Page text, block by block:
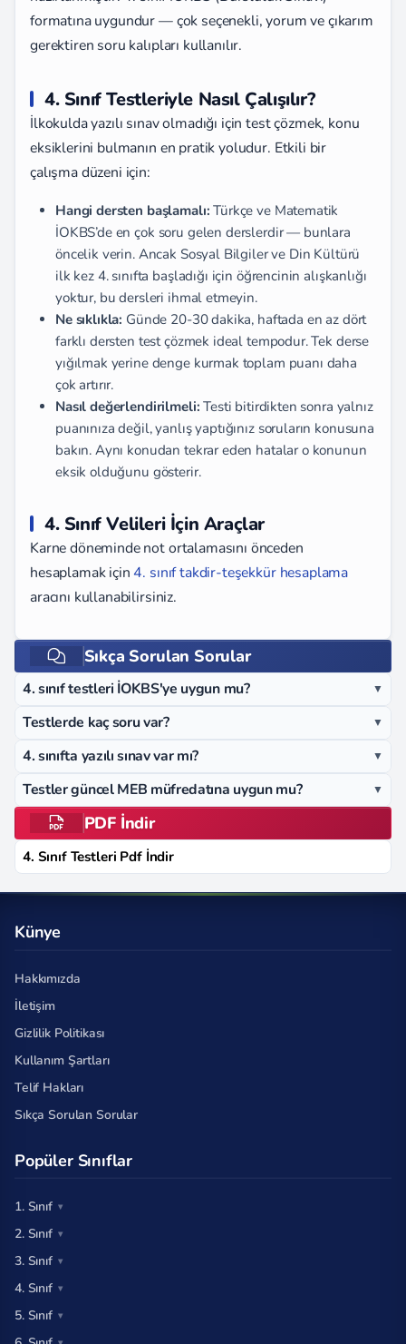
formatına uygundur — çok seçenekli, yorum ve çıkarım
gerektiren soru kalıpları kullanılır.
4. Sınıf Testleriyle Nasıl Çalışılır?
İlkokulda yazılı sınav olmadığı için test çözmek, konu
eksiklerini bulmanın en pratik yoludur. Etkili bir
çalışma düzeni için:
Hangi dersten başlamalı: Türkçe ve Matematik
İOKBS’de en çok soru gelen derslerdir — bunlara
öncelik verin. Ancak Sosyal Bilgiler ve Din Kültürü
ilk kez 4. sınıfta başladığı için öğrencinin alışkanlığı
yoktur, bu dersleri ihmal etmeyin.
Ne sıklıkla: Günde 20-30 dakika, haftada en az dört
farklı dersten test çözmek ideal tempodur. Tek derse
yığılmak yerine denge kurmak toplam puanı daha
çok artırır.
Nasıl değerlendirilmeli: Testi bitirdikten sonra yalnız
puanınıza değil, yanlış yaptığınız soruların konusuna
bakın. Aynı konudan tekrar eden hatalar o konunun
eksik olduğunu gösterir.
4. Sınıf Velileri İçin Araçlar
Karne döneminde not ortalamasını önceden
hesaplamak için 4. sınıf takdir-teşekkür hesaplama
aracını kullanabilirsiniz.
Sıkça Sorulan Sorular
4. sınıf testleri İOKBS'ye uygun mu? ▼
Testlerde kaç soru var? ▼
4. sınıfta yazılı sınav var mı? ▼
Testler güncel MEB müfredatına uygun mu? ▼
PDF İndir
4. Sınıf Testleri Pdf İndir
Künye
Hakkımızda
İletişim
Gizlilik Politikası
Kullanım Şartları
Telif Hakları
Sıkça Sorulan Sorular
Popüler Sınıflar
1. Sınıf
2. Sınıf
3. Sınıf
4. Sınıf
5. Sınıf